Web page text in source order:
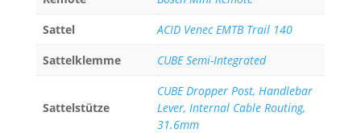
Sattel
ACID Venec EMTB Trail 140
Sattelklemme
CUBE Semi-Integrated
Sattelstütze
CUBE Dropper Post, Handlebar
Lever, Internal Cable Routing,
31.6mm